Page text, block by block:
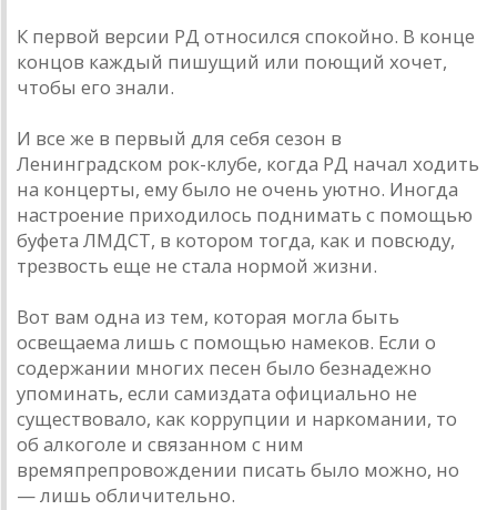
К первой версии РД относился спокойно. В конце
концов каждый пишущий или поющий хочет,
чтобы его знали.
И все же в первый для себя сезон в
Ленинградском рок-клубе, когда РД начал ходить
на концерты, ему было не очень уютно. Иногда
настроение приходилось поднимать с помощью
буфета ЛМДСТ, в котором тогда, как и повсюду,
трезвость еще не стала нормой жизни.
Вот вам одна из тем, которая могла быть
освещаема лишь с помощью намеков. Если о
содержании многих песен было безнадежно
упоминать, если самиздата официально не
существовало, как коррупции и наркомании, то
об алкоголе и связанном с ним
времяпрепровождении писать было можно, но
— лишь обличительно.